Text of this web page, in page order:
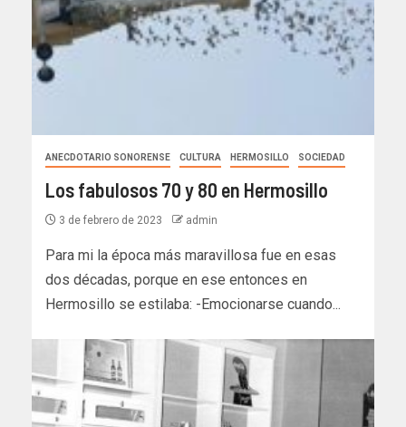
ANECDOTARIO SONORENSE CULTURA HERMOSILLO SOCIEDAD
Los fabulosos 70 y 80 en Hermosillo
3 de febrero de 2023 admin
Para mi la época más maravillosa fue en esas
dos décadas, porque en ese entonces en
Hermosillo se estilaba: -Emocionarse cuando...